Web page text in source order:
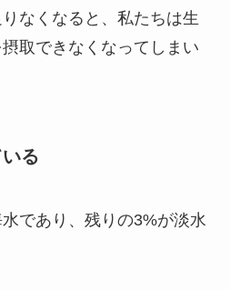
なくなると、私たちは生
取できなくなってしまい
る
であり、残りの3%が淡水